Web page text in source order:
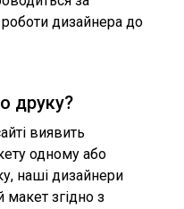
дизайнера до
друку?
виявить
одному або
наші дизайнери
згідно з